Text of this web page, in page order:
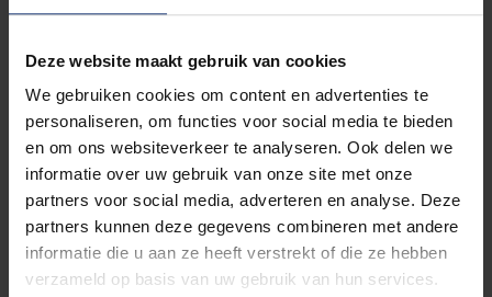
Deze website maakt gebruik van cookies
We gebruiken cookies om content en advertenties te
personaliseren, om functies voor social media te bieden
en om ons websiteverkeer te analyseren. Ook delen we
informatie over uw gebruik van onze site met onze
partners voor social media, adverteren en analyse. Deze
partners kunnen deze gegevens combineren met andere
informatie die u aan ze heeft verstrekt of die ze hebben
verzameld op basis van uw gebruik van hun services.
Op de campus geldt eenparkeerreglementmet
correct parkeert! Heb je vragen in verband met
toegangsbeheer? Neem dancontactmet ons op.
Op de VUB Health Campus geldt hetzelfde
parkeerreglement als op de VUB Main Campus.
Enkele aandachtspunten:
Als gebruiker van onze weg- en